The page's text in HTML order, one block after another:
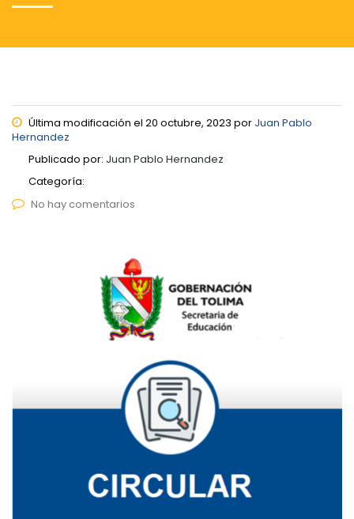
Última modificación el 20 octubre, 2023 por Juan Pablo
Hernandez
Publicado por: Juan Pablo Hernandez
Categoría:
No hay comentarios